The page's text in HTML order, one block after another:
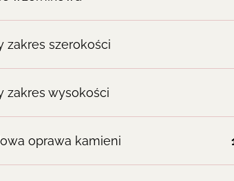
zakres szerokości
zakres wysokości
oprawa kamieni